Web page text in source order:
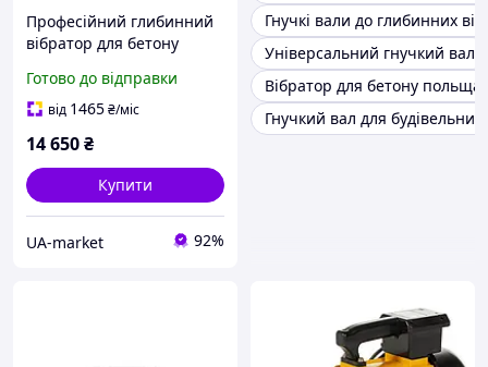
Професійний глибинний
вібратор для бетону
1.5 кВт висота викиду 15
м сталевий корпус
Готово до відправки
від 1465₴/міс
14 650₴
Купити
UA-market 92%
Гнучкі вали до глибинних
Універсальний гнучкий вал
Вібратор для бетону польща
Гнучкий вал для будівельних